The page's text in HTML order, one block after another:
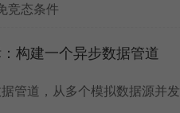
竞态条件
构建一个异步数据管道
管道，从多个模拟数据源并